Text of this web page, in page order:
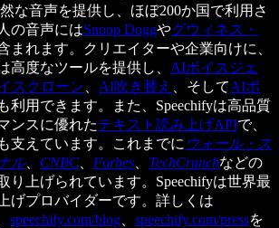
然な音声を提供し、ほぼ200か国で利用さ
の音声にはSnoop Doggやグウィネス・
まれます。クリエイターや企業向けに、
高度なツールを提供し、 AIボイスジェ
スクローン AI吹き替え 、そしてAIボ
も利用できます。また、Speechifyは高品質
ンスに優れたテキスト読み上げAPIで、
支えています。これまでに ウォール・ス
ル、 CNBC Forbes TechCrunchなどの
り上げられています。Speechifyは世界最
げプロバイダーです。詳しくは
speechify.com/blog speechify.com/pressを